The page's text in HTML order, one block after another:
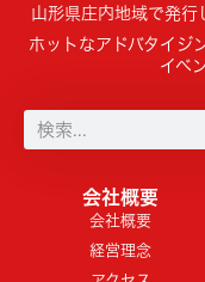
山形県庄内地域で発
ホットなアドバタイジ
イベ
会社概要
会社概要
経営理念